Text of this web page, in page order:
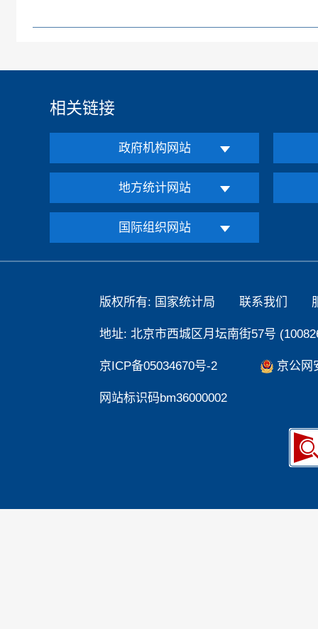
相关链接
政府机构网站
地方统计网站
国际组织网站
版权所有: 国家统计局 联系我们
地址: 北京市西城区月坛南街57号
京ICP备05034670号-2 京公网
网站标识码bm36000002